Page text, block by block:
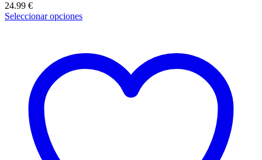
24.99 €
Seleccionar opciones